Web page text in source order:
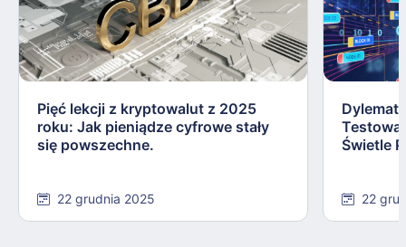
Pięć lekcji z kryptowalut z 2025
roku: Jak pieniądze cyfrowe stały
się powszechne.
22 grudnia 2025
Dylemat
Świetle
22